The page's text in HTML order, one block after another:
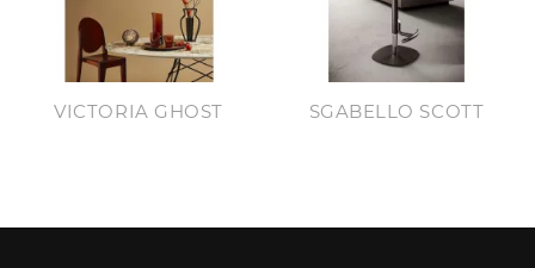
VICTORIA GHOST SGABELLO SCOTT